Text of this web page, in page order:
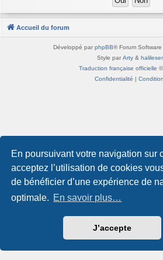
En poursuivant votre navigation sur
acceptez l’utilisation de cookies
de bénéficier d’une expérience de
optimale. En savoir plus…
J’accepte
Accueil du forum
Développé par phpBB® Forum
Style par Arty &
Traduction française officielle ©
Confidentialité |